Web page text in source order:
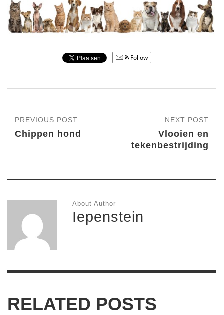
Follow
NEXT POST
Vlooien en
tekenbestrijding
PREVIOUS POST
Chippen hond
About Author
Iepenstein
RELATED POSTS